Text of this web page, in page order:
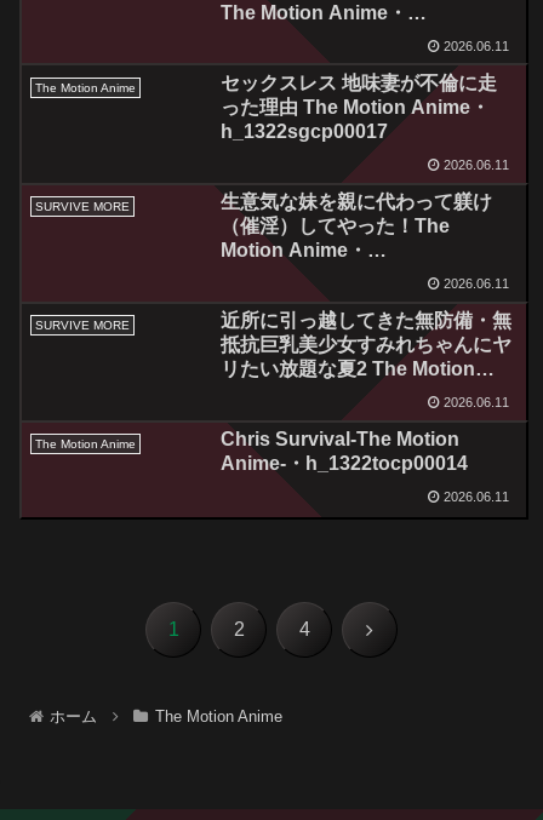
The Motion Anime・
h_1261amcp00110
2026.06.11
The Motion Anime
セックスレス 地味妻が不倫に走
った理由 The Motion Anime・
h_1322sgcp00017
2026.06.11
SURVIVE MORE
生意気な妹を親に代わって躾け
（催淫）してやった！The
Motion Anime・
h_1261amcp00111
2026.06.11
SURVIVE MORE
近所に引っ越してきた無防備・無
抵抗巨乳美少女すみれちゃんにヤ
リたい放題な夏2 The Motion
Anime・h_1261amcp001122026.06.11
The Motion Anime
Chris Survival-The Motion
Anime-・h_1322tocp00014
2026.06.11
1 2 4 次
ホーム The Motion Anime